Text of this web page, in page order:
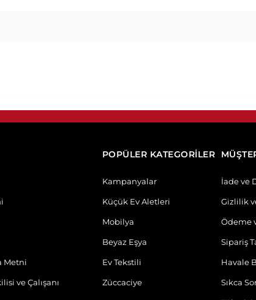
Metni
ve Çalışanı
POPÜLER KATEGORİLER
Kampanyalar
Küçük Ev Aletleri
Mobilya
Beyaz Eşya
Ev Tekstili
Züccaciye
İade ve
Gizlilik
Ödeme
Sipariş
Havale
Sıkca